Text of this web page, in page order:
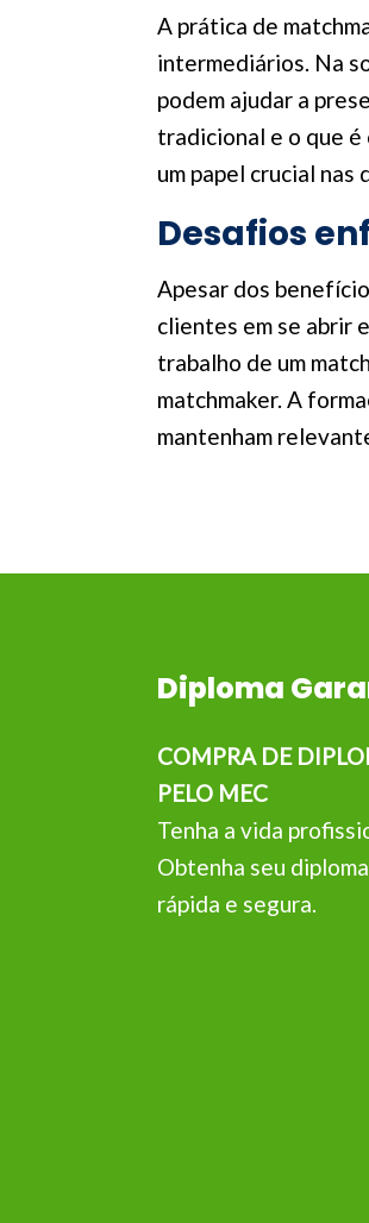
A prática de
intermediários. Na
podem ajudar a
tradicional e o que
um papel crucial
Desafios
Apesar dos
clientes em se abrir
trabalho de um
matchmaker. A
mantenham
Diploma
COMPRA DE
PELO MEC
Tenha a vida
Obtenha seu
rápida e segura.